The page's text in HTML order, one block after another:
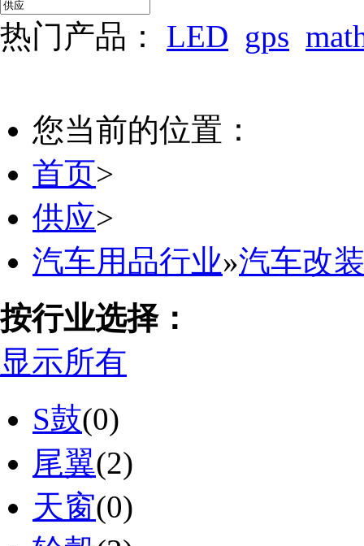
热门产品： LED gps
您当前的位置：
首页>
供应>
汽车用品行业»汽车改
按行业选择：
显示所有
S鼓(0)
尾翼(2)
天窗(0)